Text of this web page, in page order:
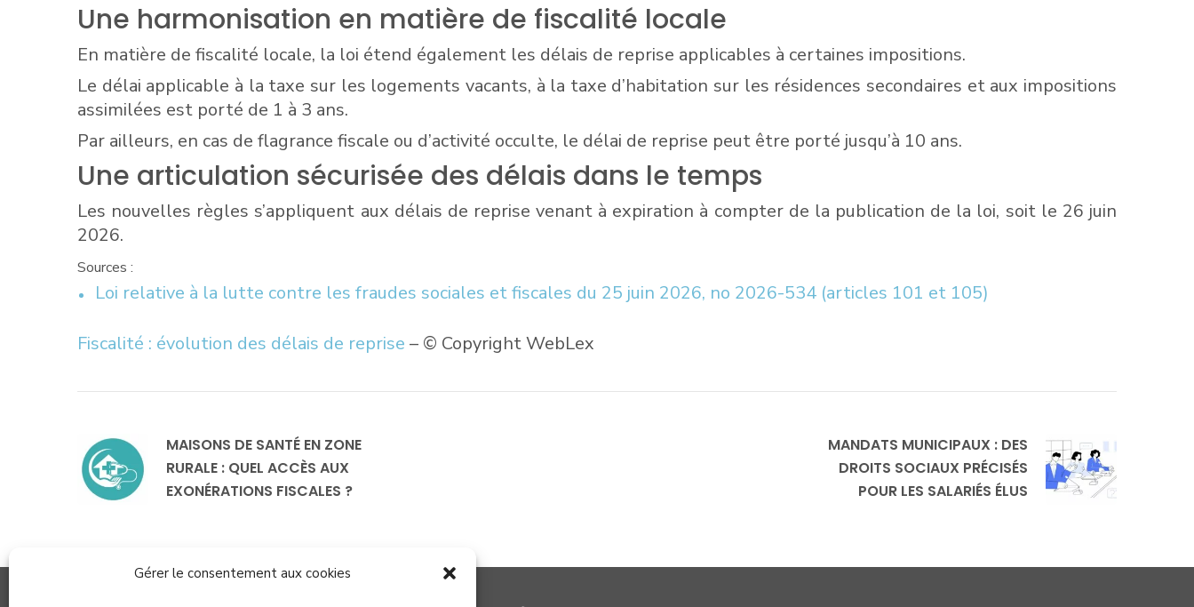
Gérer le consentement aux cookies
Une harmonisation en matière de fiscalité locale
En matière de fiscalité locale, la loi étend également les délais de reprise applicables à certaines impositions.
Le délai applicable à la taxe sur les logements vacants, à la taxe d’habitation sur les résidences secondaires et aux impositions
assimilées est porté de 1 à 3 ans.
Par ailleurs, en cas de flagrance fiscale ou d’activité occulte, le délai de reprise peut être porté jusqu’à 10 ans.
Une articulation sécurisée des délais dans le temps
Les nouvelles règles s’appliquent aux délais de reprise venant à expiration à compter de la publication de la loi, soit le 26 juin
2026.
Sources :
Loi relative à la lutte contre les fraudes sociales et fiscales du 25 juin 2026, no 2026-534 (articles 101 et 105)
Fiscalité : évolution des délais de reprise – © Copyright WebLex
MAISONS DE SANTÉ EN ZONE
RURALE : QUEL ACCÈS AUX
EXONÉRATIONS FISCALES ?
MANDATS MUNICIPAUX : DES
DROITS SOCIAUX PRÉCISÉS
POUR LES SALARIÉS ÉLUS